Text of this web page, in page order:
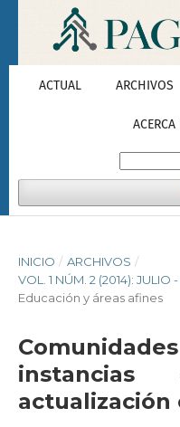
ACTUAL ARCHIVOS
ACERCA
INICIO / ARCHIVOS /
VOL. 1 NÚM. 2 (2014): JULIO
Educación y áreas afines
actualización